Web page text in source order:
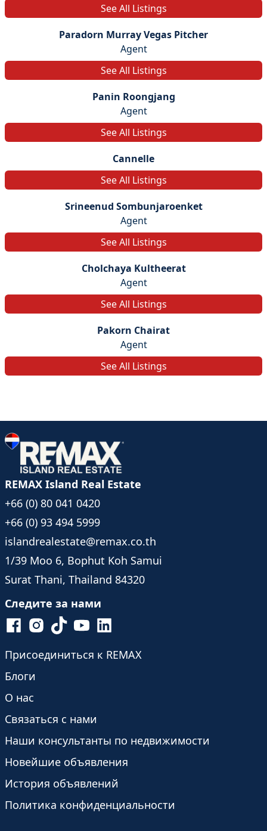
See All Listings
Paradorn Murray Vegas Pitcher
Agent
See All Listings
Panin Roongjang
Agent
See All Listings
Cannelle
See All Listings
Srineenud Sombunjaroenket
Agent
See All Listings
Cholchaya Kultheerat
Agent
See All Listings
Pakorn Chairat
Agent
See All Listings
REMAX Island Real Estate
+66 (0) 80 041 0420
+66 (0) 93 494 5999
islandrealestate@remax.co.th
1/39 Moo 6, Bophut Koh Samui
Surat Thani, Thailand 84320
Следите за нами
Присоединиться к REMAX
Блоги
О нас
Связаться с нами
Наши консультанты по недвижимости
Новейшие объявления
История объявлений
Политика конфиденциальности